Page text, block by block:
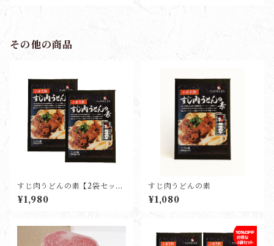
その他の商品
すじ肉うどんの素【2袋セッ
ト】
¥1,980
すじ肉うどんの素
¥1,080